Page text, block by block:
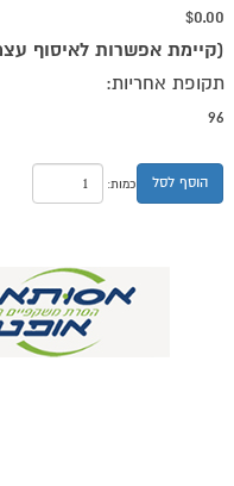
$0.00
(קיימת אפשרות לאיסוף
תקופת אחריות:
96
הוסף לסל כמות: